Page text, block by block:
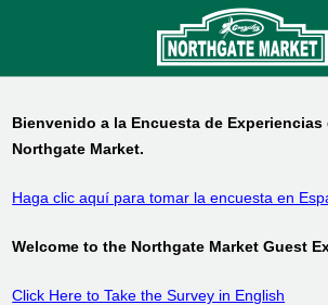
Bienvenido a la Encuesta de Experiencias
Northgate Market.
Haga clic aquí para tomar la encuesta en
Welcome to the Northgate Market Guest
Click Here to Take the Survey in English